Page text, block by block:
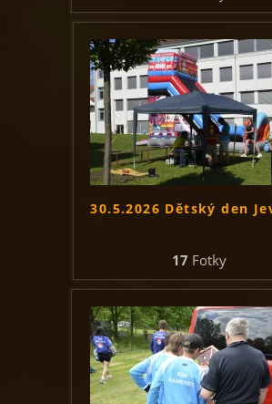
30.5.2026 Dětský den
17 Fotky